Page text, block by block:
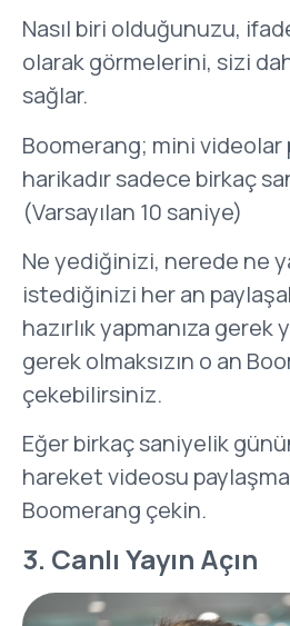
Nasıl biri olduğunuzu,
olarak görmelerini, sizi
sağlar.
Boomerang; mini videolar
harikadır sadece birkaç
(Varsayılan 10 saniye)
Ne yediğinizi, nerede ne
istediğinizi her an
hazırlık yapmanıza gerek
gerek olmaksızın o an
çekebilirsiniz.
Eğer birkaç saniyelik
hareket videosu
Boomerang çekin.
3. Canlı Yayın Açın